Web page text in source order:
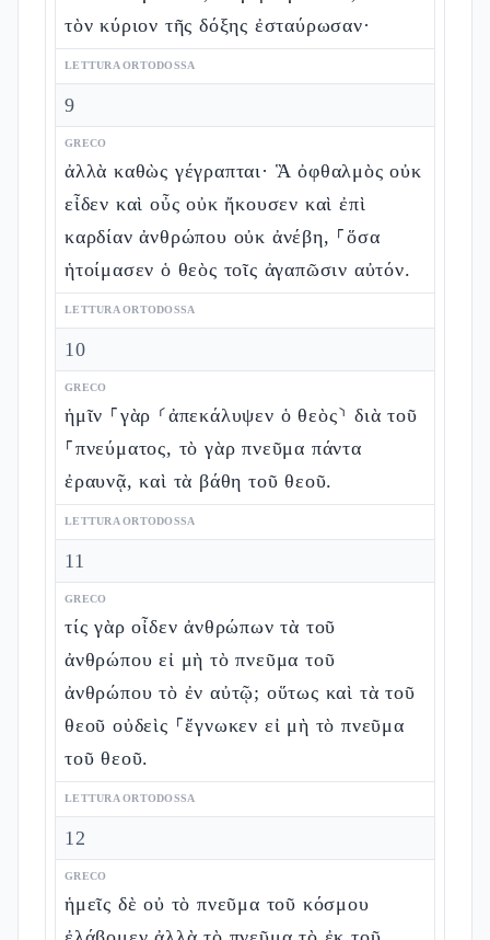
τὸν κύριον τῆς δόξης ἐσταύρωσαν·
LETTURA ORTODOSSA
9
GRECO
ἀλλὰ καθὼς γέγραπται· Ἃ ὀφθαλμὸς οὐκ
εἶδεν καὶ οὖς οὐκ ἤκουσεν καὶ ἐπὶ
καρδίαν ἀνθρώπου οὐκ ἀνέβη, ⸀ὅσα
ἡτοίμασεν ὁ θεὸς τοῖς ἀγαπῶσιν αὐτόν.
LETTURA ORTODOSSA
10
GRECO
ἡμῖν ⸀γὰρ ⸂ἀπεκάλυψεν ὁ θεὸς⸃ διὰ τοῦ
⸀πνεύματος, τὸ γὰρ πνεῦμα πάντα
ἐραυνᾷ, καὶ τὰ βάθη τοῦ θεοῦ.
LETTURA ORTODOSSA
11
GRECO
τίς γὰρ οἶδεν ἀνθρώπων τὰ τοῦ
ἀνθρώπου εἰ μὴ τὸ πνεῦμα τοῦ
ἀνθρώπου τὸ ἐν αὐτῷ; οὕτως καὶ τὰ τοῦ
θεοῦ οὐδεὶς ⸀ἔγνωκεν εἰ μὴ τὸ πνεῦμα
τοῦ θεοῦ.
LETTURA ORTODOSSA
12
GRECO
ἡμεῖς δὲ οὐ τὸ πνεῦμα τοῦ κόσμου